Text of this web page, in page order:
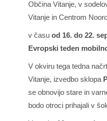
Občina Vitanje, v
Vitanje in Centrom
v časuod 16. do 22.
Evropski teden
V okviru tega tedna
Vitanje, izvedbo sklopa
se obnovijo stare in
bodo otroci prihajali v